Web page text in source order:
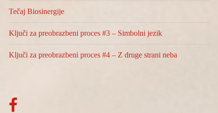
Tečaj Biosinergije
Ključi za preobrazbeni proces #3 – Simbolni jezik
Ključi za preobrazbeni proces #4 – Z druge strani neba